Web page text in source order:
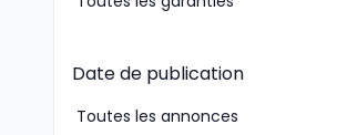
Date de publication